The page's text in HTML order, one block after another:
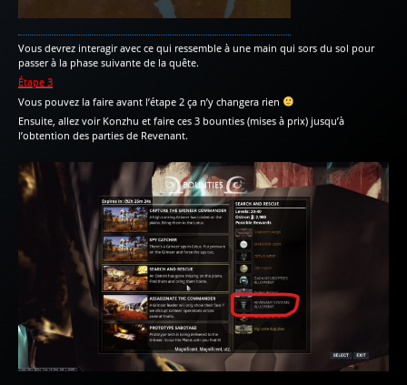
Vous devrez interagir avec ce qui ressemble à une main qui sors du sol pour
passer à la phase suivante de la quête.
Étape 3
Vous pouvez la faire avant l’étape 2 ça n’y changera rien
Ensuite, allez voir Konzhu et faire ces 3 bounties (mises à prix) jusqu’à
l’obtention des parties de Revenant.